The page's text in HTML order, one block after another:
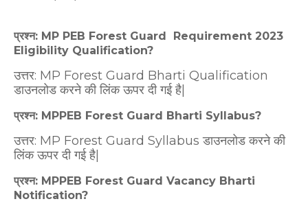
प्रश्न: MP PEB Forest Guard Requirement 2023
Eligibility Qualification?
उत्तर: MP Forest Guard Bharti Qualification
डाउनलोड करने की लिंक ऊपर दी गई है|
प्रश्न: MPPEB Forest Guard Bharti Syllabus?
उत्तर: MP Forest Guard Syllabus डाउनलोड करने की
लिंक ऊपर दी गई है|
प्रश्न: MPPEB Forest Guard Vacancy Bharti
Notification?